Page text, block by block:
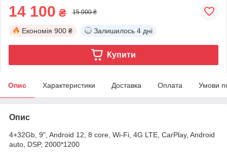
14 100 ₴ 15 000 ₴
Економія 900 ₴ Залишилось 4 дні
Купити
Опис Характеристики Доставка Оплата Умови
Опис
4+32Gb, 9", Android 12, 8 core, Wi-Fi, 4G LTE, CarPlay, Android
auto, DSP, 2000*1200